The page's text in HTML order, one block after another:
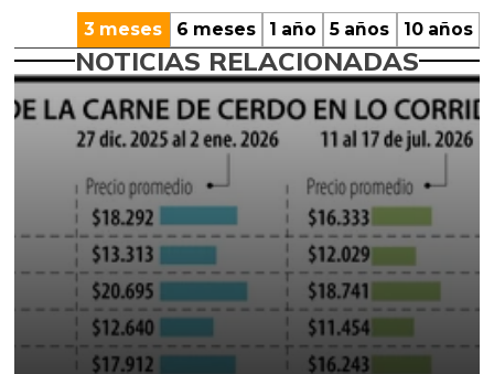
3 meses 6 meses 1 año 5 años 10 años
NOTICIAS RELACIONADAS